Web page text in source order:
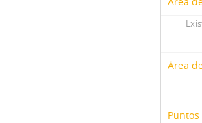
Área
Puntos